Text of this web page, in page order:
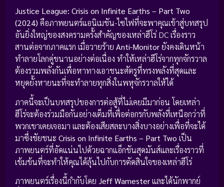
Justice League: Crisis on Infinite Earths – Part Two
(2024) คือภาพยนตร์แอนิเมชัน-ไซไฟที่จะพาคุณเข้าสู่บทสรุป
อันยิ่งใหญ่ของสงครามครั้งสำคัญของเหล่าฮีโร่ DC เรื่องราว
สานต่อจากภาคแรก เมื่อวายร้าย Anti-Monitorยังคงเดินหน้า
ทำลายโลกคู่ขนานอย่างต่อเนื่อง ทำให้เหล่าฮีโร่จากทุกจักรวาล
ต้องรวมพลังกันเพื่อหาทางเอาชนะศัตรูที่ทรงพลังที่สุดและ
หยุดยั้งหายนะที่จะทำลายทุกสิ่งในพหุจักรวาลให้ได้
ภาคนี้จะเป็นบทสรุปของการต่อสู้ที่ไม่เคยมีมาก่อน โดยเหล่า
ฮีโร่จะต้องร่วมมือกันอย่างเต็มที่เพื่อต่อกรกับพลังที่เหนือกว่าที่
พวกเขาเคยเจอมา และต้องเสียสละบางสิ่งบางอย่างเพื่อที่จะได้
มาซึ่งชัยชนะ Crisis on Infinite Earths – Part Two เป็น
ภาพยนตร์ที่อัดแน่นไปด้วยฉากแอ็กชันสุดมันส์และเรื่องราวที่
เข้มข้นที่จะทำให้คุณได้ลุ้นไปกับการตัดสินใจของเหล่าฮีโร่
ภาพยนตร์เรื่องนี้กำกับโดย Jeff Wamesterและได้นักพากย์